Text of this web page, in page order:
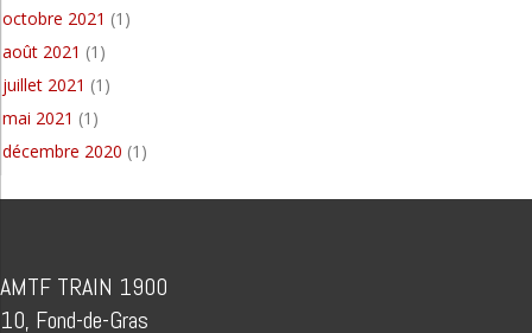
octobre 2021 (1)
août 2021 (1)
juillet 2021 (1)
mai 2021 (1)
décembre 2020 (1)
AMTF TRAIN 1900
10, Fond-de-Gras